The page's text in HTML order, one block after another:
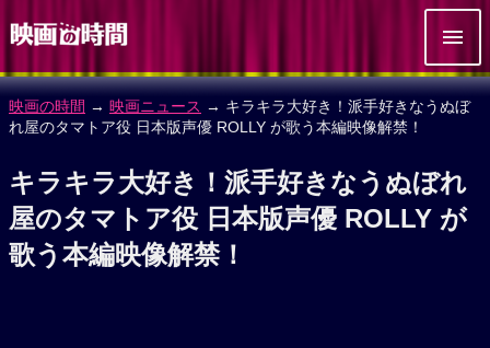
映画の時間 → 映画ニュース → キラキラ大好き！派手好きなうぬぼ
れ屋のタマトア役 日本版声優 ROLLY が歌う本編映像解禁！
キラキラ大好き！派手好きなうぬぼれ
屋のタマトア役 日本版声優 ROLLY が
歌う本編映像解禁！